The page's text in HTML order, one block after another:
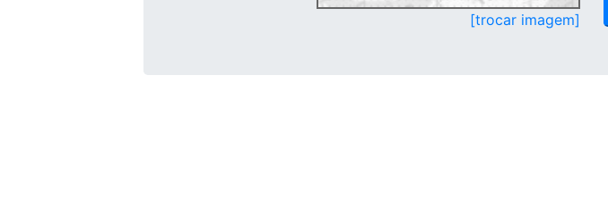
[trocar imagem]